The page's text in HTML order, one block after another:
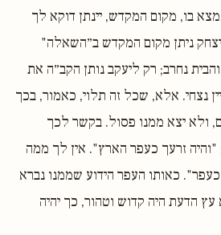
בו, מקום המקדש, יינתן דוקא לך
ניתן מקום המקדש ב״השאלה"
נחרב; רק ליעקב נותן הקב״ה את
נצחי. אלא, שכל זה תלוי, כאמור, בכך
ולא יצא ממנו פסול. בקשר לכך
זרעך כעפר הארץ". אין לך ממה
כאותו העפר הידוע שממנו נברא
הדעת היה קדוש וטהור, כך יהיה